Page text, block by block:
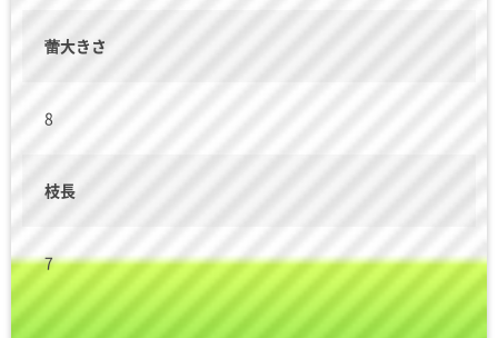
蕾大きさ
8
枝長
7